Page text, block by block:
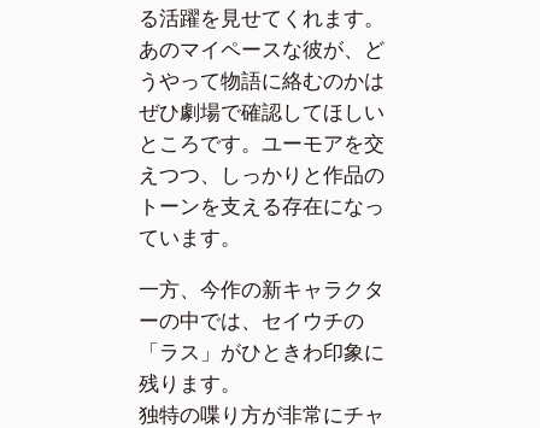
る活躍を見せてくれます。
あのマイペースな彼が、ど
うやって物語に絡むのかは
ぜひ劇場で確認してほしい
ところです。ユーモアを交
えつつ、しっかりと作品の
トーンを支える存在になっ
ています。
一方、今作の新キャラクタ
ーの中では、セイウチの
「ラス」がひときわ印象に
残ります。
独特の喋り方が非常にチャ